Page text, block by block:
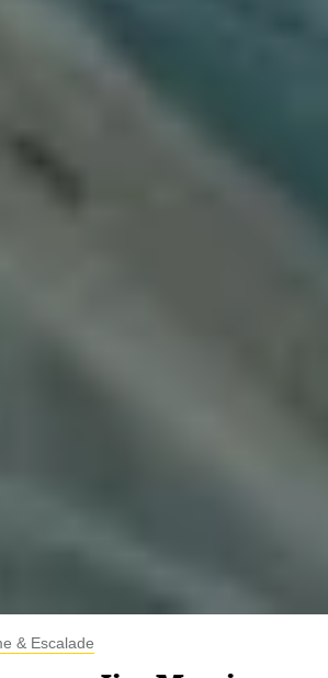
& Escalade